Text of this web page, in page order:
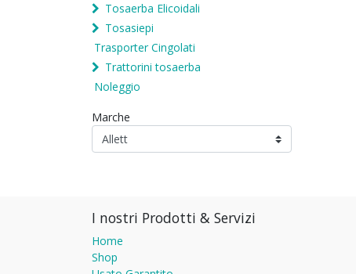
Tosaerba Elicoidali
Tosasiepi
Trasporter Cingolati
Trattorini tosaerba
Noleggio
Marche
I nostri Prodotti & Servizi
Home
Shop